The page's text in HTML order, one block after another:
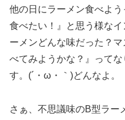
他の日にラーメン食べよ
食べたい！』と思う様な
ーメンどんな味だった？
べてみようかな？』って
す。(´・ω・｀)どんなよ。
さぁ、不思議味のB型ラー